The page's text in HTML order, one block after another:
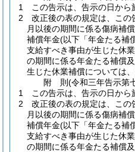
1
この告示は、告示の日から
2
改正後の表の規定は、この
月以後の期間に係る傷病補
補償年金(以下「年金たる補
支給すべき事由が生じた休
の期間に係る年金たる補償
生じた休業補償については
附 則(令和三年告示第
1
この告示は、告示の日から
2
改正後の表の規定は、この
月以後の期間に係る傷病補
補償年金(以下「年金たる補
支給すべき事由が生じた休
の期間に係る年金たる補償